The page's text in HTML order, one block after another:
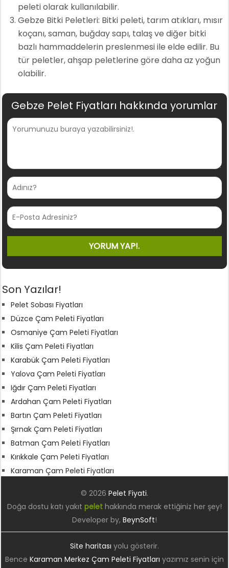
peleti olarak kullanılabilir.
Gebze Bitki Peletleri: Bitki peleti, tarım atıkları, mısır
koçanı, saman, buğday sapı, talaş ve diğer bitki
bazlı hammaddelerin preslenmesi ile elde edilir. Bu
tür peletler, ahşap peletlerine göre daha az yoğun
olabilir.
Gebze Pelet Fiyatları hakkında yorumlar
Son Yazılar!
Pelet Sobası Fiyatları
Düzce Çam Peleti Fiyatları
Osmaniye Çam Peleti Fiyatları
Kilis Çam Peleti Fiyatları
Karabük Çam Peleti Fiyatları
Yalova Çam Peleti Fiyatları
Iğdır Çam Peleti Fiyatları
Ardahan Çam Peleti Fiyatları
Bartın Çam Peleti Fiyatları
Şırnak Çam Peleti Fiyatları
Batman Çam Peleti Fiyatları
Kırıkkale Çam Peleti Fiyatları
Karaman Çam Peleti Fiyatları
© 2026 Pelet Fiyati.
Doğa dostu katı yakıt pelethakkında merak ettiğiniz her şey!
Developer by, BeynSoft!
Site haritası yolu gösterir.
Bence Karaman Merkez Çam Peleti Fiyatları yazımız senin için